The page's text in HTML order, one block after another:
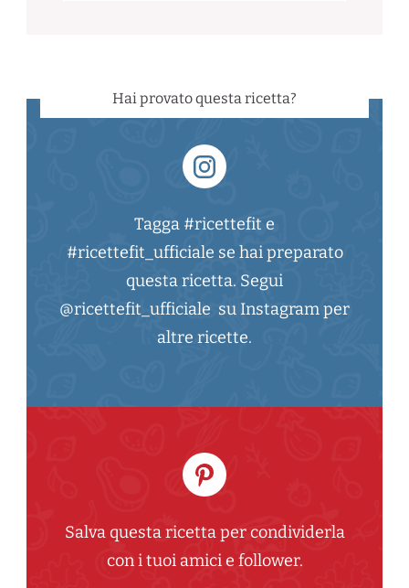
Hai provato questa ricetta?
Tagga #ricettefit e
#ricettefit_ufficiale se hai preparato
questa ricetta. Segui
@ricettefit_ufficiale su Instagram per
altre ricette.
Salva questa ricetta per condividerla
con i tuoi amici e follower.